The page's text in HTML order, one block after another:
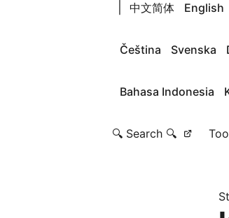
中文简体 English
Čeština Svenska
Bahasa Indonesia
🔍 Search 🔍